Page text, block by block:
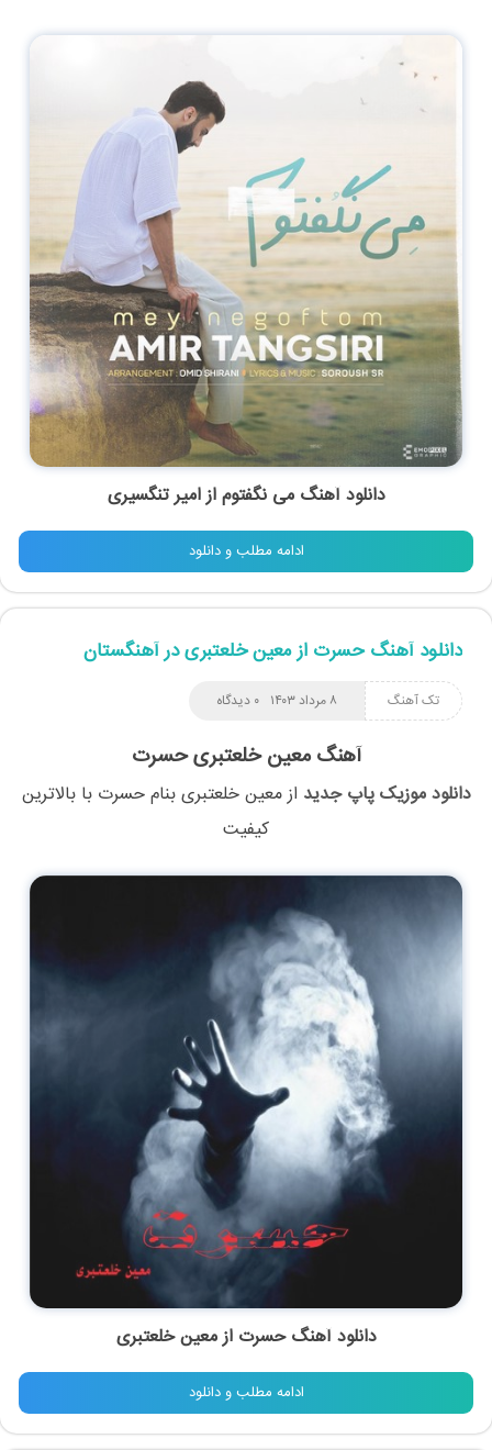
دانلود آهنگ می نگفتوم از امیر تنگسیری
ادامه مطلب و دانلود
دانلود آهنگ حسرت از معین خلعتبری در آهنگستان
تک آهنگ ۰ دیدگاه ۸ مرداد ۱۴۰۳
آهنگ معین خلعتبری حسرت
دانلود موزیک پاپ جدید ازمعین خلعتبریبنامحسرتبا بالاترین
کیفیت
دانلود آهنگ حسرت ازمعین خلعتبری
ادامه مطلب و دانلود